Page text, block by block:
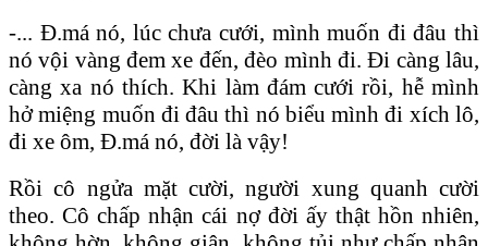
-... Đ.má nó, lúc chưa cưới, mình muốn đi đâu thì
nó vội vàng đem xe đến, đèo mình đi. Đi càng lâu,
càng xa nó thích. Khi làm đám cưới rồi, hễ mình
hở miệng muốn đi đâu thì nó biểu mình đi xích lô,
đi xe ôm, Đ.má nó, đời là vậy!
Rồi cô ngửa mặt cười, người xung quanh cười
theo. Cô chấp nhận cái nợ đời ấy thật hồn nhiên,